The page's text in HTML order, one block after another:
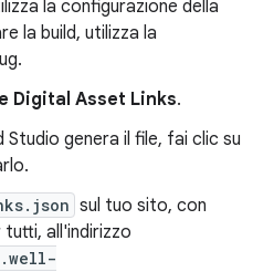
la configurazione della
la build, utilizza la
Digital Asset Links.
Studio genera il file, fai clic su
sul tuo sito, con
all'indirizzo